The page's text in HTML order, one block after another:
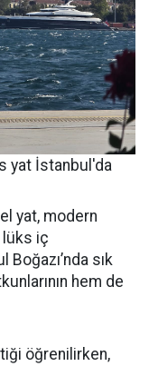
yat İstanbul'da
yat, modern
lüks iç
sık
hem de
öğrenilirken,